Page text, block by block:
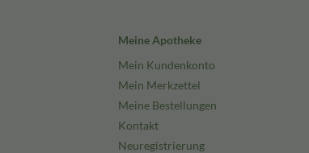
Meine Apotheke
Mein Kundenkonto
Mein Merkzettel
Meine Bestellungen
Kontakt
Neuregistrierung